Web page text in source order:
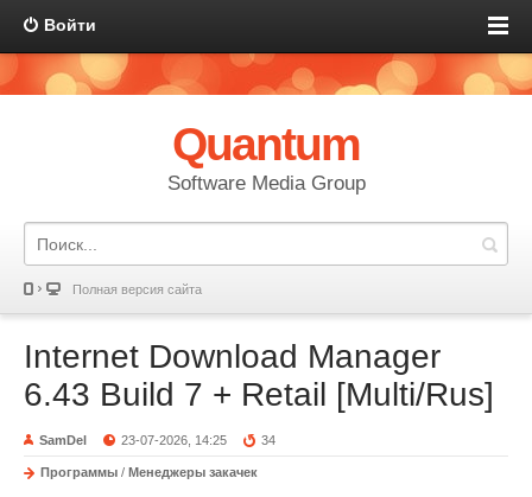
Войти
Quantum
Software Media Group
Полная версия сайта
Internet Download Manager
6.43 Build 7 + Retail [Multi/Rus]
SamDel 23-07-2026, 14:25 34
Программы / Менеджеры закачек